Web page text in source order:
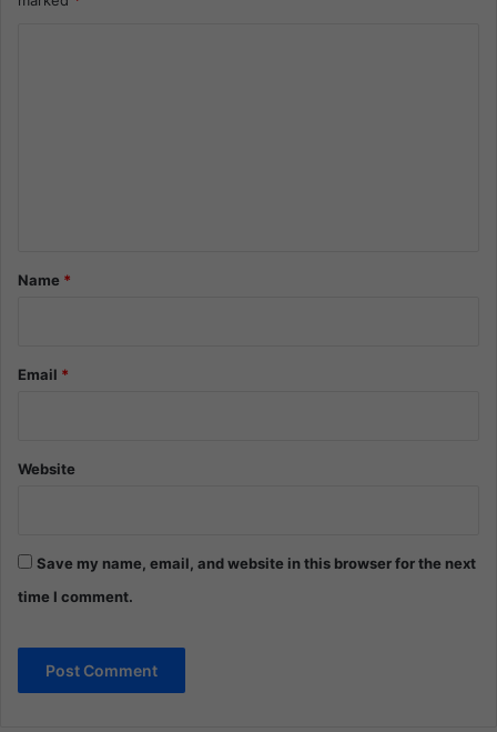
*Name *
Email *
Website
Save my name, email, and website in this browser for the next
time I comment.